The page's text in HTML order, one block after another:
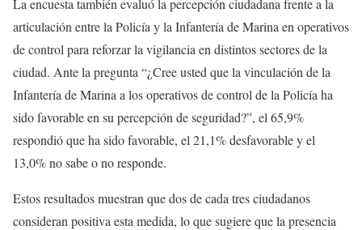
La encuesta también evaluó la percepción ciudadana frente a la
articulación entre la Policía y la Infantería de Marina en operativos
de control para reforzar la vigilancia en distintos sectores de la
ciudad. Ante la pregunta “¿Cree usted que la vinculación de la
Infantería de Marina a los operativos de control de la Policía ha
sido favorable en su percepción de seguridad?”, el 65,9%
respondió que ha sido favorable, el 21,1% desfavorable y el
13,0% no sabe o no responde.
Estos resultados muestran que dos de cada tres ciudadanos
consideran positiva esta medida, lo que sugiere que la presencia